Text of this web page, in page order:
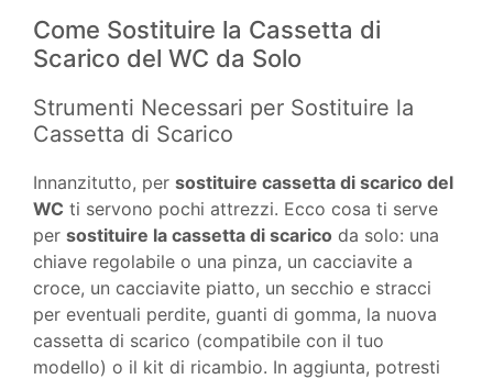
Come Sostituire la Cassetta di
Scarico del WC da Solo
Strumenti Necessari per Sostituire la
Cassetta di Scarico
Innanzitutto, per sostituire cassetta di scarico del
WC ti servono pochi attrezzi. Ecco cosa ti serve
per sostituire la cassetta di scarico da solo: una
chiave regolabile o una pinza, un cacciavite a
croce, un cacciavite piatto, un secchio e stracci
per eventuali perdite, guanti di gomma, la nuova
cassetta di scarico (compatibile con il tuo
modello) o il kit di ricambio. In aggiunta, potresti